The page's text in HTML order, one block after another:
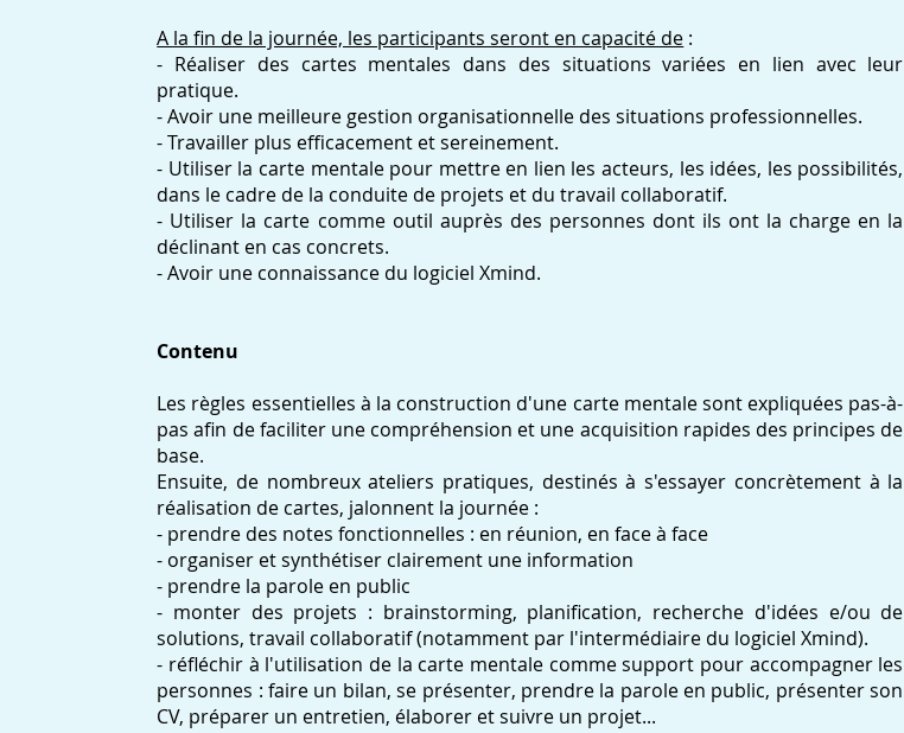
A la fin de la journée, les participants seront en capacité de :
- Réaliser des cartes mentales dans des situations variées en lien avec leur
pratique.
- Avoir une meilleure gestion organisationnelle des situations professionnelles.
- Travailler plus efficacement et sereinement.
- Utiliser la carte mentale pour mettre en lien les acteurs, les idées, les possibilités,
dans le cadre de la conduite de projets et du travail collaboratif.
- Utiliser la carte comme outil auprès des personnes dont ils ont la charge en la
déclinant en cas concrets.
- Avoir une connaissance du logiciel Xmind.
Contenu
Les règles essentielles à la construction d'une carte mentale sont expliquées pas-à-
pas afin de faciliter une compréhension et une acquisition rapides des principes de
base.
Ensuite, de nombreux ateliers pratiques, destinés à s'essayer concrètement à la
réalisation de cartes, jalonnent la journée :
- prendre des notes fonctionnelles : en réunion, en face à face
- organiser et synthétiser clairement une information
- prendre la parole en public
- monter des projets : brainstorming, planification, recherche d'idées e/ou de
solutions, travail collaboratif (notamment par l'intermédiaire du logiciel Xmind).
- réfléchir à l'utilisation de la carte mentale comme support pour accompagner les
personnes : faire un bilan, se présenter, prendre la parole en public, présenter son
CV, préparer un entretien, élaborer et suivre un projet...